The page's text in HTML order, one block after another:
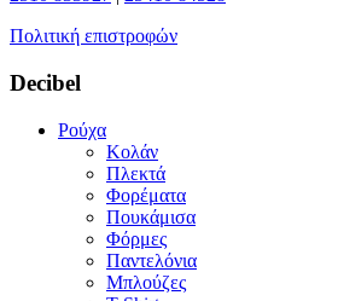
Πολιτική επιστροφών
Decibel
Ρούχα
Κολάν
Πλεκτά
Φορέματα
Πουκάμισα
Φόρμες
Παντελόνια
Μπλούζες